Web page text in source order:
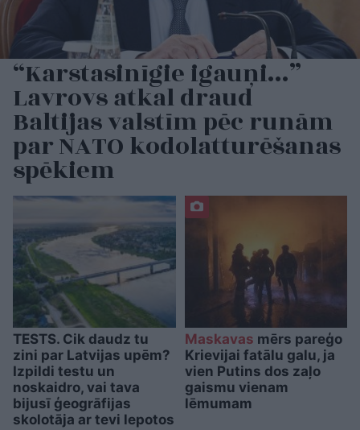
“Karstasinīgie igauņi…”
Lavrovs atkal draud
Baltijas valstīm pēc runām
par NATO kodolatturēšanas
spēkiem
TESTS. Cik daudz tu
zini par Latvijas upēm?
Izpildi testu un
noskaidro, vai tava
bijusī ģeogrāfijas
skolotāja ar tevi lepotos
Maskavas mērs pareģo
Krievijai fatālu galu, ja
vien Putins dos zaļo
gaismu vienam
lēmumam